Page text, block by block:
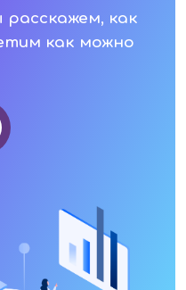
как
как можно